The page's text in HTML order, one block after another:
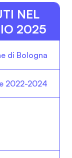
NEL
2025
di fondo
di Bologna
2022-2024